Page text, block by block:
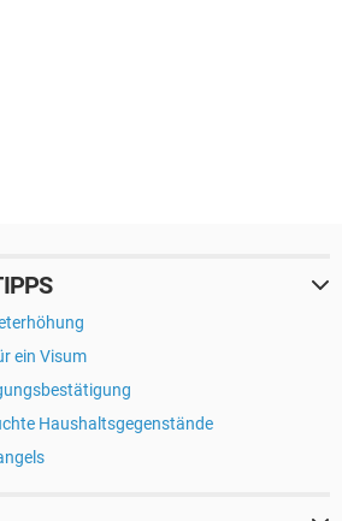
ein Visum
Haushaltsgegenstände